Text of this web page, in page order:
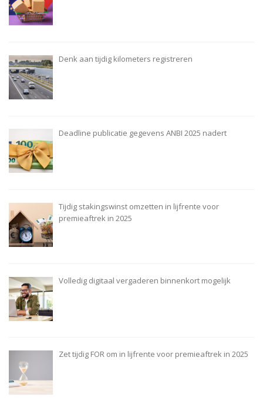
Denk aan tijdig kilometers registreren
Deadline publicatie gegevens ANBI 2025 nadert
Tijdig stakingswinst omzetten in lijfrente voor
premieaftrek in 2025
Volledig digitaal vergaderen binnenkort mogelijk
Zet tijdig FOR om in lijfrente voor premieaftrek in 2025